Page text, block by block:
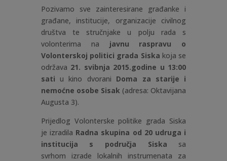
Pozivamo sve zainteresirane građanke i
građane, institucije, organizacije civilnog
društva te stručnjake u polju rada s
volonterima na
javnu raspravu o
Volonterskoj politici grada Siska koja se
održava 21. svibnja 2015.godine u 13:00
sati u kino dvorani Doma za starije i
nemoćne osobe Sisak (adresa: Oktavijana
Augusta 3).
Prijedlog Volonterske politike grada Siska
je izradila Radna skupina od 20 udruga i
institucija s područja Siska
sa
svrhom izrade lokalnih instrumenata za